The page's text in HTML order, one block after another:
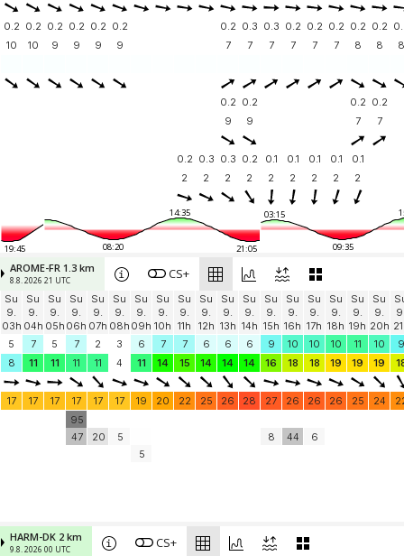
0.2 0.2 0.2 0.2 0.2 0.2 0.2 0.3 0.3 0.2 0.2 0.2 0.2 0.2
10
10 9 9 9 9 7 7 7 7 7 7 8 8 8
0.2 0.2 0.2 0.2
9
9 7 7
0.2 0.3 0.3 0.2 0.1 0.1 0.1 0.1
0.1
2
2 2 2 2 2 2 2 2
19:45
14:35
08:20 21:05
03:15
09:35
AROME-FR 1.3 km
8.8. 2026 21 UTC CS+
Su
9.
03h
Su
9.
04h
Su
9.
05h
Su
9.
06h
Su
9.
07h
Su
9.
08h
Su
9.
09h
Su
9.
10h
Su
9.
11h
Su
9.
12h
Su
9.
13h
Su
9.
14h
Su
9.
15h
Su
9.
16h
Su
9.
17h
Su
9.
18h
Su
9.
19h
Su
9.
20h
5
7 5 7 2 3 6 7 7 6 6 6 9 10 10 10 11 10
9
8
11 11 11 11 4 11 14 15 14 14 14 16 18 18 19 19 19
17 17 17 17 17 17 19 20 22 25 26 28 27 26 26 26 25 24
95
47
20
5
5
8 44 6
HARM-DK 2 km
9.8. 2026 00 UTC CS+